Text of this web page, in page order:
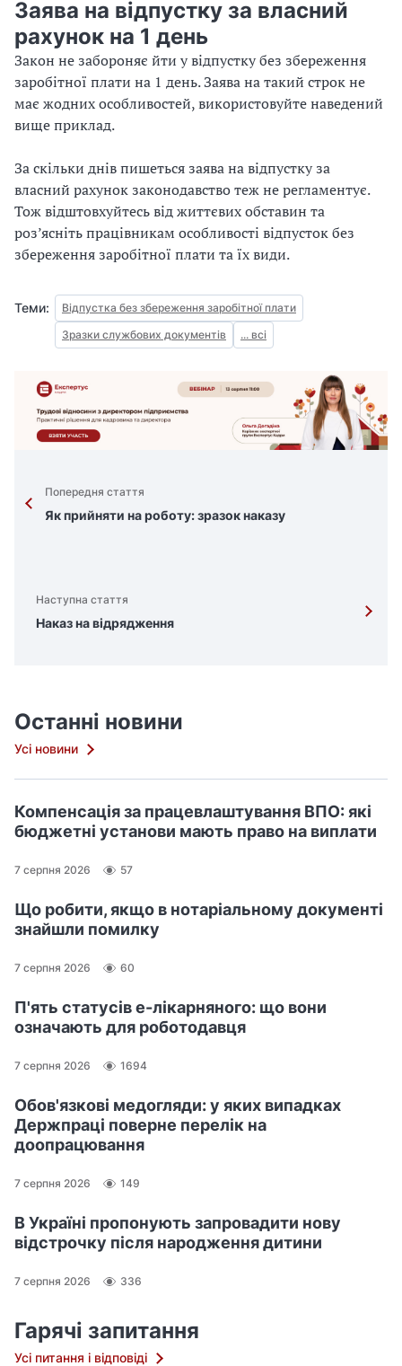
Заява на відпустку за власний
рахунок на 1 день
Закон не забороняє йти у відпустку без збереження
заробітної плати на 1 день. Заява на такий строк не
має жодних особливостей, використовуйте наведений
вище приклад.
За скільки днів пишеться заява на відпустку за
власний рахунок законодавство теж не регламентує.
Тож відштовхуйтесь від життєвих обставин та
роз’ясніть працівникам особливості відпусток без
збереження заробітної плати та їх види.
Теми:
Відпустка без збереження заробітної плати
Зразки службових документів
... всі
Попередня стаття
Як прийняти на роботу: зразок наказу
Наступна стаття
Наказ на відрядження
Останні новини
Усі новини
Компенсація за працевлаштування ВПО: які
бюджетні установи мають право на виплати
7 серпня 2026 57
Що робити, якщо в нотаріальному документі
знайшли помилку
7 серпня 2026 60
П'ять статусів е-лікарняного: що вони
означають для роботодавця
7 серпня 2026 1694
Обов'язкові медогляди: у яких випадках
Держпраці поверне перелік на
доопрацювання
7 серпня 2026 149
В Україні пропонують запровадити нову
відстрочку після народження дитини
7 серпня 2026 336
Гарячі запитання
Усі питання і відповіді